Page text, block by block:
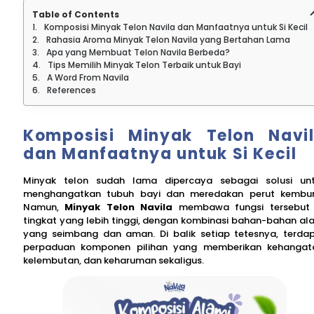
Table of Contents
Komposisi Minyak Telon Navila dan Manfaatnya untuk Si Kecil
Rahasia Aroma Minyak Telon Navila yang Bertahan Lama
Apa yang Membuat Telon Navila Berbeda?
Tips Memilih Minyak Telon Terbaik untuk Bayi
A Word From Navila
References
Komposisi Minyak Telon
dan Manfaatnya untuk Si Kecil
Minyak telon sudah lama dipercaya sebagai solusi
menghangatkan tubuh bayi dan meredakan perut
Namun, Minyak Telon Navila membawa fungsi tersebut
tingkat yang lebih tinggi, dengan kombinasi bahan-bahan
yang seimbang dan aman. Di balik setiap tetesnya,
perpaduan komponen pilihan yang memberikan
kelembutan, dan keharuman sekaligus.